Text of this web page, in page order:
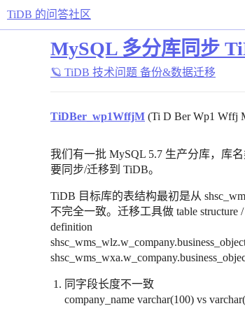
TiDB 的问答社区
MySQL 多分库同步
🪐 TiDB 技术问题 备份&数据迁移
TiDBer_wp1WffjM (Ti D Ber Wp1 Wffj
我们有一批 MySQL 5.7 生产分库，库名
要同步/迁移到 TiDB。
TiDB 目标库的表结构最初是从
不完全一致。迁移工具做 table structure
definition
同字段长度不一致
company_name varchar(100) vs